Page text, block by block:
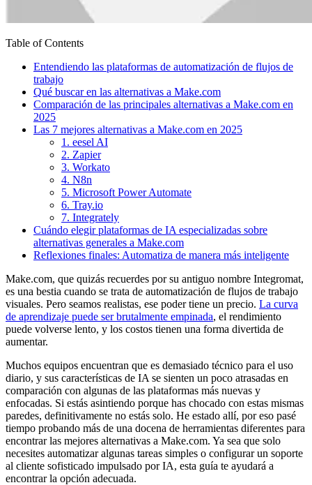
Table of Contents
Entendiendo las plataformas de automatización de flujos de
trabajo
Qué buscar en las alternativas a Make.com
Comparación de las principales alternativas a Make.com en
2025
Las 7 mejores alternativas a Make.com en 2025
1. eesel AI
2. Zapier
3. Workato
4. N8n
5. Microsoft Power Automate
6. Tray.io
7. Integrately
Cuándo elegir plataformas de IA especializadas sobre
alternativas generales a Make.com
Reflexiones finales: Automatiza de manera más inteligente
Make.com, que quizás recuerdes por su antiguo nombre Integromat,
es una bestia cuando se trata de automatización de flujos de trabajo
visuales. Pero seamos realistas, ese poder tiene un precio. La curva
de aprendizaje puede ser brutalmente empinada, el rendimiento
puede volverse lento, y los costos tienen una forma divertida de
aumentar.
Muchos equipos encuentran que es demasiado técnico para el uso
diario, y sus características de IA se sienten un poco atrasadas en
comparación con algunas de las plataformas más nuevas y
enfocadas. Si estás asintiendo porque has chocado con estas mismas
paredes, definitivamente no estás solo. He estado allí, por eso pasé
tiempo probando más de una docena de herramientas diferentes para
encontrar las mejores alternativas a Make.com. Ya sea que solo
necesites automatizar algunas tareas simples o configurar un soporte
al cliente sofisticado impulsado por IA, esta guía te ayudará a
encontrar la opción adecuada.